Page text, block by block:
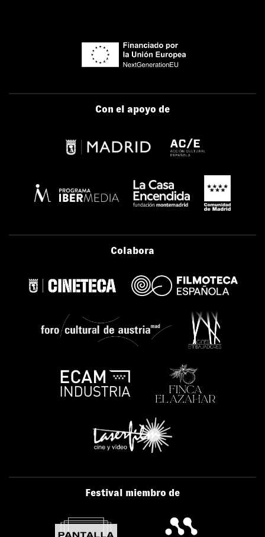
Con el apoyo de
Colabora
Festival miembro de